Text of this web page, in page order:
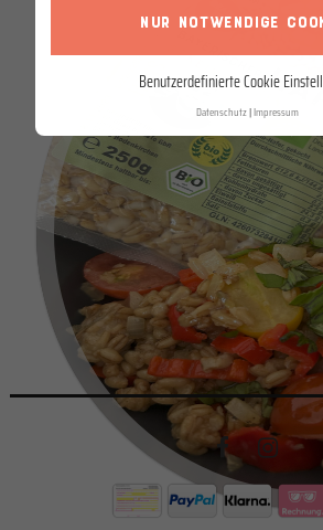
NUR NOTWENDIGE
Benutzerdefinierte Cookie
Datenschutz Impressum